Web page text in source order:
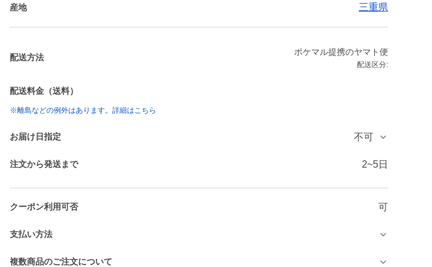
産地 三重県
配送方法
ポケマル提携のヤマト便
配送区分:
配送料金（送料）
※離島などの例外はあります。詳細はこちら
お届け日指定 不可
注文から発送まで 2~5日
クーポン利用可否 可
支払い方法
複数商品のご注文について